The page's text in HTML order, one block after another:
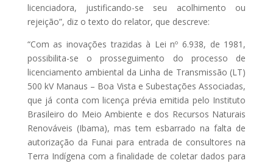
licenciadora, justificando-se seu acolhimento ou
rejeição”, diz o texto do relator, que descreve:
“Com as inovações trazidas à Lei nº 6.938, de 1981,
possibilita-se o prosseguimento do processo de
licenciamento ambiental da Linha de Transmissão (LT)
500 kV Manaus – Boa Vista e Subestações Associadas,
que já conta com licença prévia emitida pelo Instituto
Brasileiro do Meio Ambiente e dos Recursos Naturais
Renováveis (Ibama), mas tem esbarrado na falta de
autorização da Funai para entrada de consultores na
Terra Indígena com a finalidade de coletar dados para